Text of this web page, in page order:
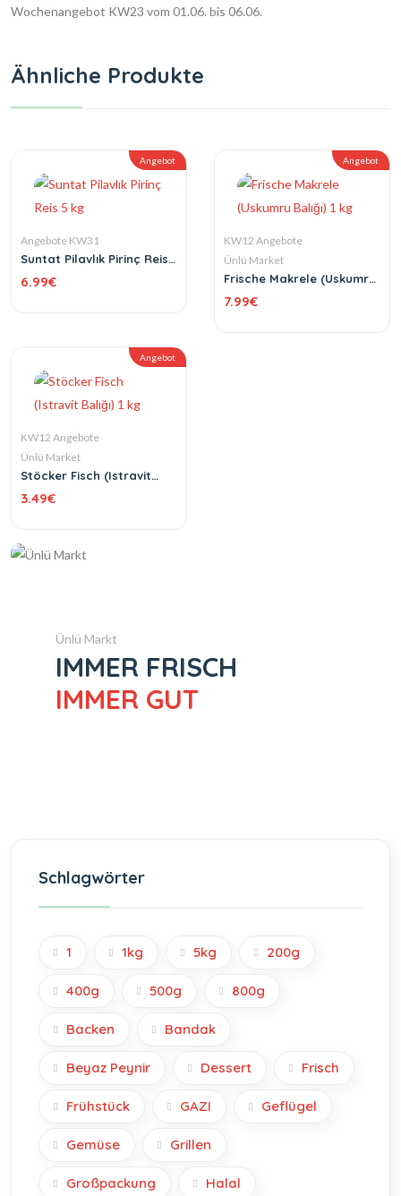
Wochenangebot KW23 vom 01.06. bis 06.06.
Ähnliche Produkte
Angebot
Angebote KW31
Suntat Pilavlık Pirinç Reis
6.99€
Angebot
KW12 Angebote
Ünlü Market
Frische Makrele (Uskumru
7.99€
Angebot
KW12 Angebote
Ünlü Market
Stöcker Fisch (Istravit
3.49€
Ünlü Markt
IMMER FRISCH
IMMER GUT
Schlagwörter
1 1kg 5kg 200g
400g 500g 800g
Backen Bandak
Beyaz Peynir Dessert Frisch
Frühstück GAZI Geflügel
Gemüse Grillen
Großpackung Halal